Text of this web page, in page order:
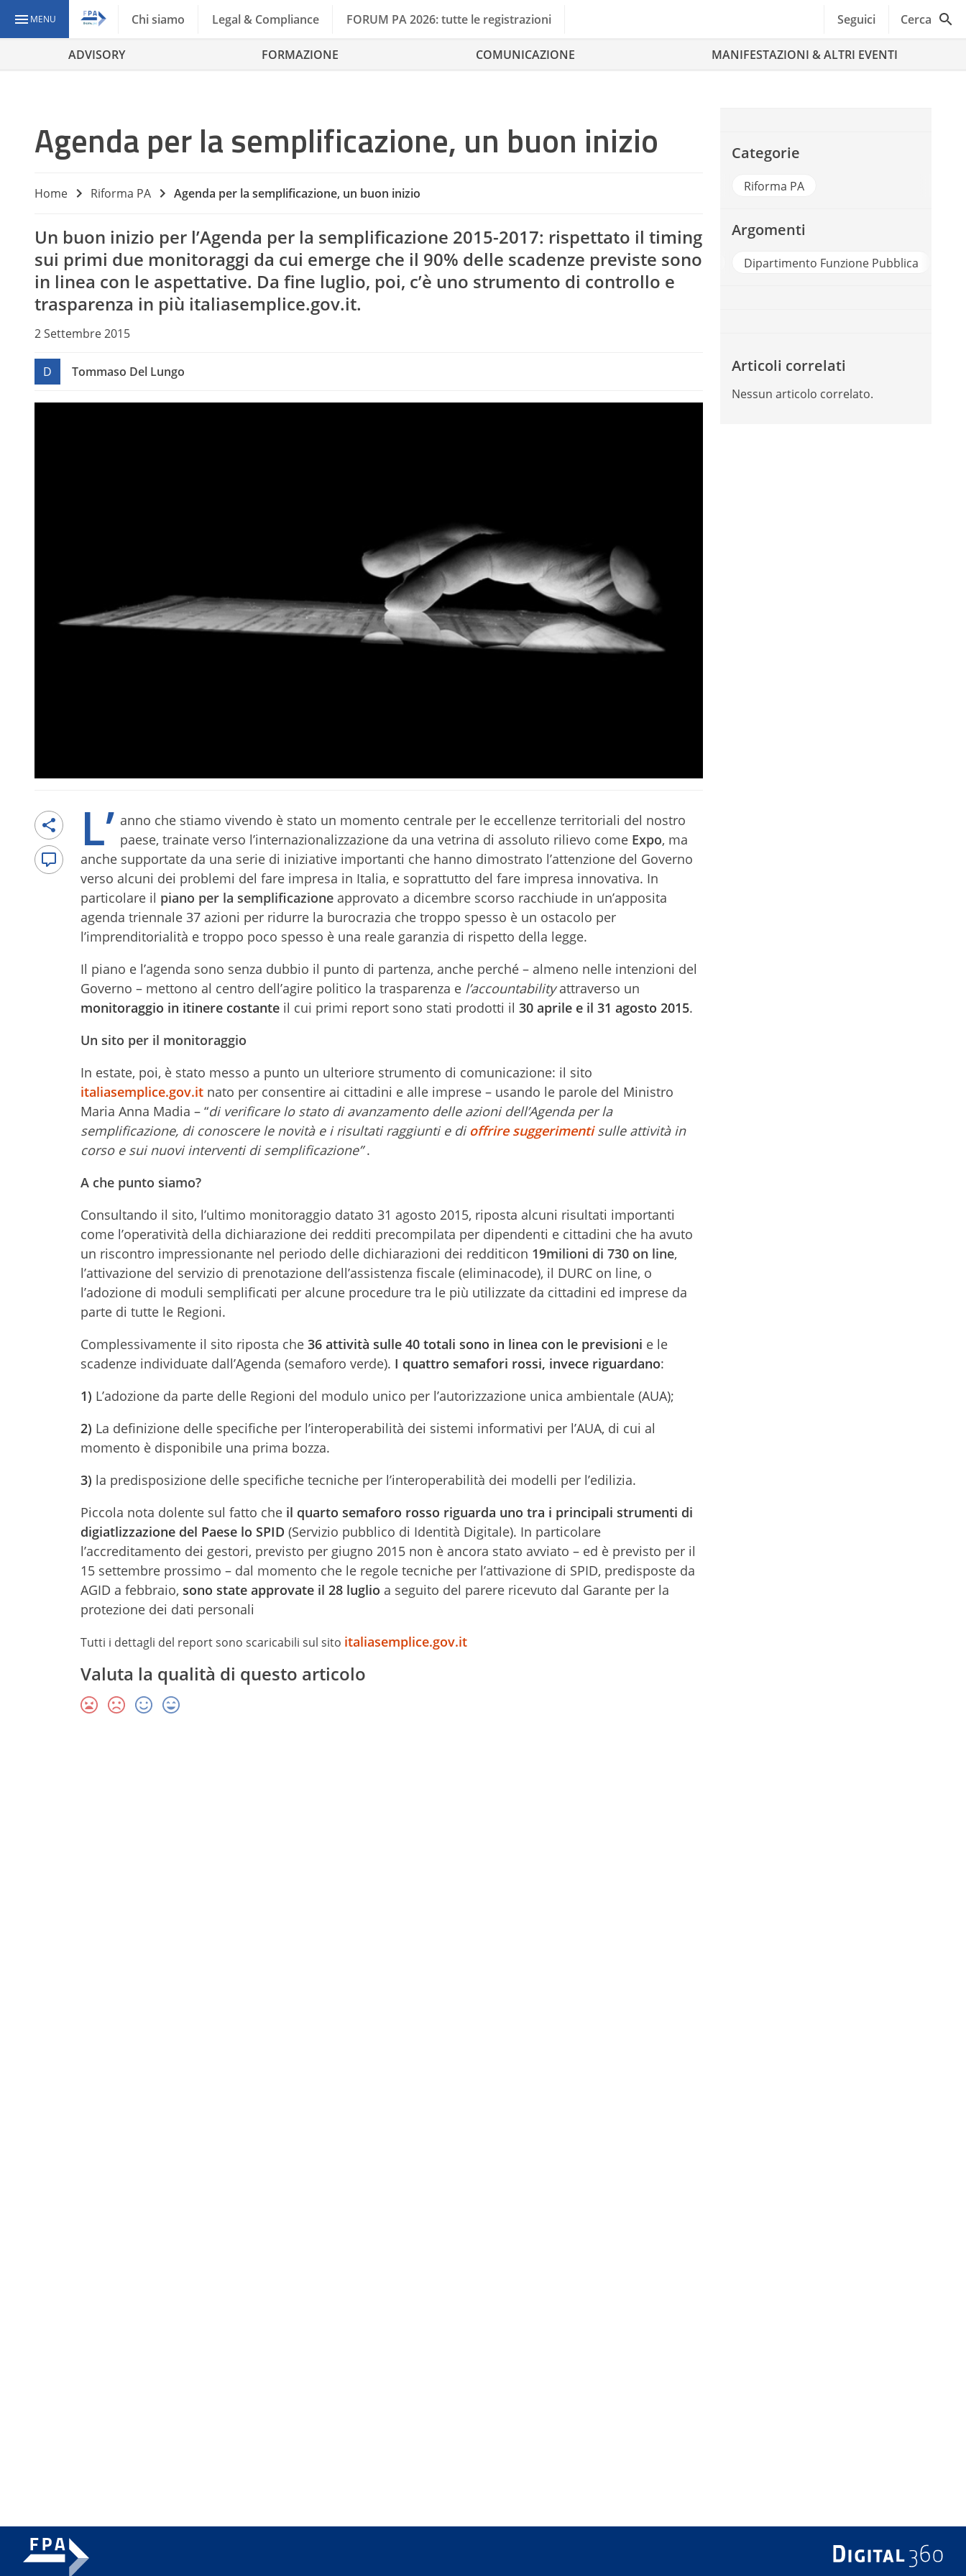
MENU Chi siamo Legal & Compliance FORUM PA 2026: tutte le registrazioni Seguici Cerca
ADVISORY FORMAZIONE COMUNICAZIONE MANIFESTAZIONI & ALTRI EVENTI
Agenda per la semplificazione, un buon inizio
Home Riforma PA Agenda per la semplificazione, un buon inizio
Un buon inizio per l’Agenda per la semplificazione 2015-2017: rispettato il timing
sui primi due monitoraggi da cui emerge che il 90% delle scadenze previste sono
in linea con le aspettative. Da fine luglio, poi, c’è uno strumento di controllo e
trasparenza in più italiasemplice.gov.it.
2 Settembre 2015
D Tommaso Del Lungo
L’ anno che stiamo vivendo è stato un momento centrale per le eccellenze territoriali del nostro
paese, trainate verso l’internazionalizzazione da una vetrina di assoluto rilievo come Expo, ma
anche supportate da una serie di iniziative importanti che hanno dimostrato l’attenzione del Governo
verso alcuni dei problemi del fare impresa in Italia, e soprattutto del fare impresa innovativa. In
particolare il piano per la semplificazione approvato a dicembre scorso racchiude in un’apposita
agenda triennale 37 azioni per ridurre la burocrazia che troppo spesso è un ostacolo per
l’imprenditorialità e troppo poco spesso è una reale garanzia di rispetto della legge.
Il piano e l’agenda sono senza dubbio il punto di partenza, anche perché – almeno nelle intenzioni del
Governo – mettono al centro dell’agire politico la trasparenza e l’accountabilityattraverso un
monitoraggio in itinere costante il cui primi report sono stati prodotti il 30 aprile e il 31 agosto 2015.
Un sito per il monitoraggio
In estate, poi, è stato messo a punto un ulteriore strumento di comunicazione: il sito
italiasemplice.gov.it nato per consentire ai cittadini e alle imprese – usando le parole del Ministro
Maria Anna Madia – “di verificare lo stato di avanzamento delle azioni dell’Agenda per la
semplificazione, di conoscere le novità e i risultati raggiunti e di offrire suggerimentisulle attività in
corso e sui nuovi interventi di semplificazione”.
A che punto siamo?
Consultando il sito, l’ultimo monitoraggio datato 31 agosto 2015, riposta alcuni risultati importanti
come l’operatività della dichiarazione dei redditi precompilata per dipendenti e cittadini che ha avuto
un riscontro impressionante nel periodo delle dichiarazioni dei redditicon 19milioni di 730 on line,
l’attivazione del servizio di prenotazione dell’assistenza fiscale (eliminacode), il DURC on line, o
l’adozione di moduli semplificati per alcune procedure tra le più utilizzate da cittadini ed imprese da
parte di tutte le Regioni.
Complessivamente il sito riposta che 36 attività sulle 40 totali sono in linea con le previsioni e le
scadenze individuate dall’Agenda (semaforo verde). I quattro semafori rossi, invece riguardano:
1) L’adozione da parte delle Regioni del modulo unico per l’autorizzazione unica ambientale (AUA);
2) La definizione delle specifiche per l’interoperabilità dei sistemi informativi per l’AUA, di cui al
momento è disponibile una prima bozza.
3) la predisposizione delle specifiche tecniche per l’interoperabilità dei modelli per l’edilizia.
Piccola nota dolente sul fatto che il quarto semaforo rosso riguarda uno tra i principali strumenti di
digiatlizzazione del Paese lo SPID (Servizio pubblico di Identità Digitale). In particolare
l’accreditamento dei gestori, previsto per giugno 2015 non è ancora stato avviato – ed è previsto per il
15 settembre prossimo – dal momento che le regole tecniche per l’attivazione di SPID, predisposte da
AGID a febbraio, sono state approvate il 28 luglio a seguito del parere ricevuto dal Garante per la
protezione dei dati personali
Tutti i dettagli del report sono scaricabili sul sito italiasemplice.gov.it
Valuta la qualità di questo articolo
Categorie
Riforma PA
Argomenti
Agid Dipartimento Funzione Pubblica
Articoli correlati
Nessun articolo correlato.